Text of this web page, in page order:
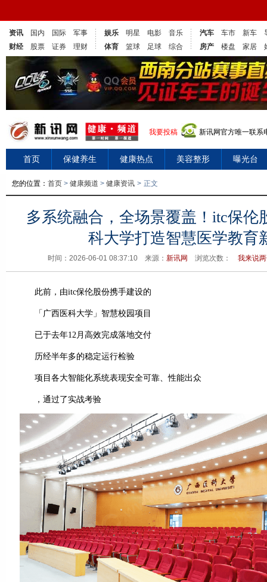
资讯 国内 国际
军事
财经
股票 证券 理财
娱乐 明星 电影
音乐
体育
篮球 足球 综合
汽车 车市 新车
房产
楼盘 家居
我要投稿 新讯网官方唯一联
首页 保健养生 健康热点 美容整形 曝光台
您的位置： 首页 > 健康频道 > 健康资讯 > 正文
多系统融合，全场景覆盖！itc保伦
科大学打造智慧医学教育
时间：2026-06-01 08:37:10 来源： 新讯网 浏览次数： 我来说
此前，由itc保伦股份携手建设的
「广西医科大学」智慧校园项目
已于去年12月高效完成落地交付
历经半年多的稳定运行检验
项目各大智能化系统表现安全可靠、性能出众
，通过了实战考验